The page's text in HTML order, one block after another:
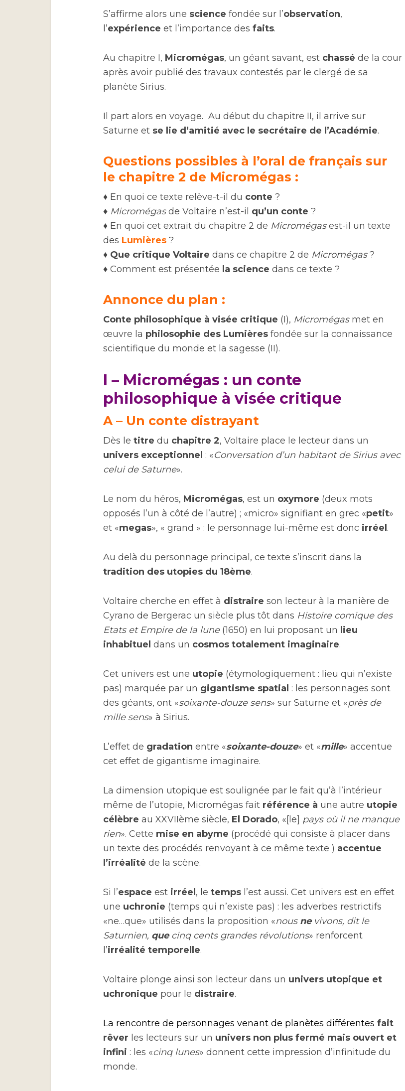
S’affirme alors une science fondée sur l’observation,
l’expérience et l’importance des faits.
Au chapitre I, Micromégas, un géant savant, est chassé de la cour
après avoir publié des travaux contestés par le clergé de sa
planète Sirius.
Il part alors en voyage. Au début du chapitre II, il arrive sur
Saturne et se lie d’amitié avec le secrétaire de l’Académie.
Questions possibles à l’oral de français sur
le chapitre 2 de Micromégas :
♦ En quoi ce texte relève-t-il du conte ?
♦ Micromégasde Voltaire n’est-il qu’un conte ?
♦ En quoi cet extrait du chapitre 2 de Micromégasest-il un texte
des Lumières ?
♦ Que critique Voltaire dans ce chapitre 2 de Micromégas?
♦ Comment est présentée la science dans ce texte ?
Annonce du plan :
Conte philosophique à visée critique (I), Micromégasmet en
œuvre la philosophie des Lumières fondée sur la connaissance
scientifique du monde et la sagesse (II).
I – Micromégas : un conte
philosophique à visée critique
A – Un conte distrayant
Dès le titre du chapitre 2, Voltaire place le lecteur dans un
univers exceptionnel : «Conversation d’un habitant de Sirius avec
celui de Saturne».
Le nom du héros, Micromégas, est un oxymore (deux mots
opposés l’un à côté de l’autre) ; «micro» signifiant en grec «petit»
et «megas», « grand » : le personnage lui-même est donc irréel .
Au delà du personnage principal, ce texte s’inscrit dans la
tradition des utopies du 18ème.
Voltaire cherche en effet à distraire son lecteur à la manière de
Cyrano de Bergerac un siècle plus tôt dans Histoire comique des
Etats et Empire de la lune (1650) en lui proposant un lieu
inhabituel dans un cosmos totalement imaginaire.
Cet univers est une utopie (étymologiquement : lieu qui n’existe
pas) marquée par un gigantisme spatial : les personnages sont
des géants, ont «soixante-douze sens» sur Saturne et «près de
mille sens» à Sirius.
L’effet de gradation entre «soixante-douze» et «mille» accentue
cet effet de gigantisme imaginaire.
La dimension utopique est soulignée par le fait qu’à l’intérieur
même de l’utopie, Micromégas fait référence à une autre utopie
célèbre au XXVIIème siècle, El Dorado, «[le] pays où il ne manque
rien». Cette mise en abyme (procédé qui consiste à placer dans
un texte des procédés renvoyant à ce même texte ) accentue
l’irréalité de la scène.
Si l’espace est irréel , le temps l’est aussi. Cet univers est en effet
une uchronie (temps qui n’existe pas) : les adverbes restrictifs
«ne…que» utilisés dans la proposition «nous nevivons, dit le
Saturnien, quecinq cents grandes révolutions» renforcent
l’irréalité temporelle.
Voltaire plonge ainsi son lecteur dans un univers utopique et
uchronique pour le distraire.
La rencontre de personnages venant de planètes différentes fait
rêver les lecteurs sur un univers non plus fermé mais ouvert et
infini : les «cinq lunes» donnent cette impression d’infinitude du
monde.